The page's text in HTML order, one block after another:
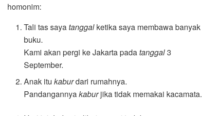
homonim:
Tali tas sayatanggal ketika saya membawa banyak
buku.
Kami akan pergi ke Jakarta padatanggal3
September.
Anak itukaburdari rumahnya.
Pandangannyakaburjika tidak memakai kacamata.